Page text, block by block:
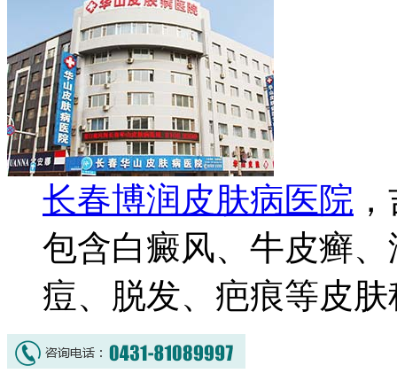
长春博润皮肤病医院
包含白癜风、牛皮癣
痘、脱发、疤痕等皮